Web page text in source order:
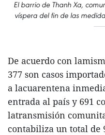
El barrio de Thanh Xa,
víspera del fin de las
De acuerdo con
377 son casos
a lacuarentena
entrada al país y 691
latransmisión
contabiliza un total de